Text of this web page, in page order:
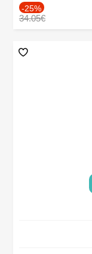
-25%
34.05€